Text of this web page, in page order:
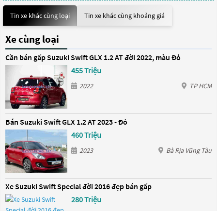
Tin xe khác cùng loại Tin xe khác cùng khoảng giá
Xe cùng loại
Cần bán gấp Suzuki Swift GLX 1.2 AT đời 2022, màu Đỏ
455 Triệu
2022 TP HCM
Bán Suzuki Swift GLX 1.2 AT 2023 - Đỏ
460 Triệu
2023 Bà Rịa Vũng Tàu
Xe Suzuki Swift Special đời 2016 đẹp bán gấp
280 Triệu